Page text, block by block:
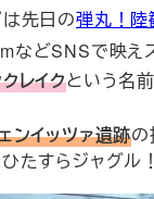
先日の弾丸！陸
などSNSで映え
レイクという名
ンイッツァ遺跡の
たすらジャグル